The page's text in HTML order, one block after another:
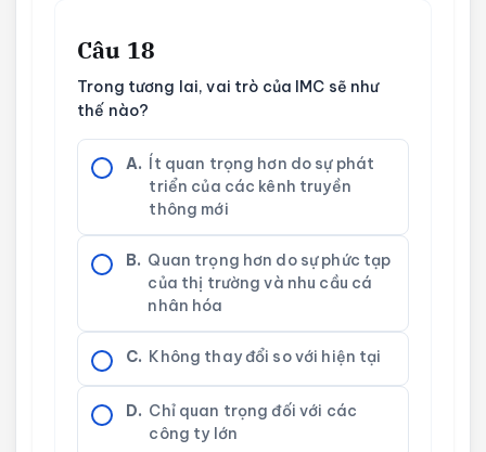
Câu 18
Trong tương lai, vai trò của IMC sẽ như
thế nào?
A. Ít quan trọng hơn do sự phát
triển của các kênh truyền
thông mới
B. Quan trọng hơn do sự phức tạp
của thị trường và nhu cầu cá
nhân hóa
C. Không thay đổi so với hiện tại
D. Chỉ quan trọng đối với các
công ty lớn